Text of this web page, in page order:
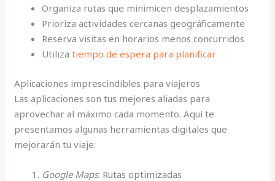
Organiza rutas que minimicen desplazamientos
Prioriza actividades cercanas geográficamente
Reserva visitas en horarios menos concurridos
Utilizatiempo de espera para planificar
Aplicaciones imprescindibles para viajeros
Las aplicaciones son tus mejores aliadas para
aprovechar al máximo cada momento. Aquí te
presentamos algunas herramientas digitales que
mejorarán tu viaje:
Google Maps: Rutas optimizadas